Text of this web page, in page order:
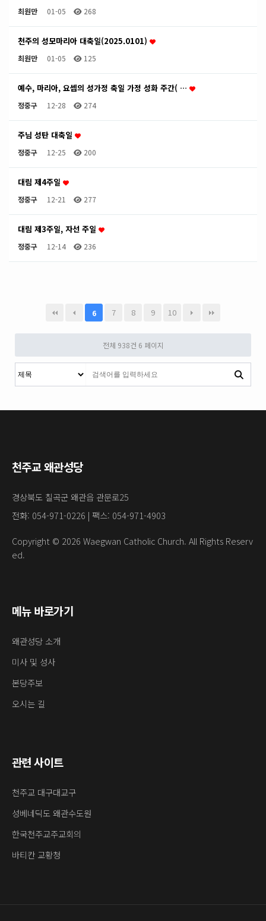
최원만 01-05 268
천주의 성모마리아 대축일(2025.0101)
최원만 01-05 125
예수, 마리아, 요셉의 성가정 축일 가정 성화 주간( …
정중구 12-28 274
주님 성탄 대축일
정중구 12-25 200
대림 제4주일
정중구 12-21 277
대림 제3주일, 자선 주일
정중구 12-14 236
6 7 8 9 10
전체 938건 6 페이지
천주교 왜관성당
경상북도 칠곡군 왜관읍 관문로25
전화: 054-971-0226 | 팩스: 054-971-4903
Copyright © 2026 Waegwan Catholic Church. All Rights Reserv
ed.
메뉴 바로가기
왜관성당 소개
미사 및 성사
본당주보
오시는 길
관련 사이트
천주교 대구대교구
성베네딕도 왜관수도원
한국천주교주교회의
바티칸 교황청